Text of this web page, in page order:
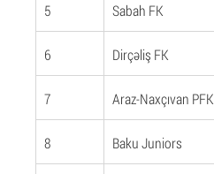
5 Sabah FK
6 Dirçəliş FK
7 Araz-Naxçıvan PFK
8 Baku Juniors